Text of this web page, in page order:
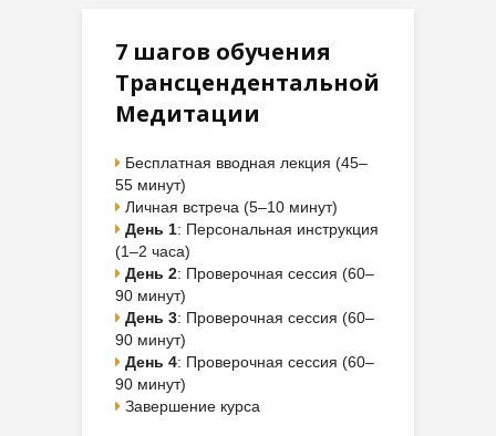
7 шагов обучения
Трансцендентальной
Медитации
Бесплатная вводная лекция (45–
55 минут)
Личная встреча (5–10 минут)
День 1: Персональная инструкция
(1–2 часа)
День 2: Проверочная сессия (60–
90 минут)
День 3: Проверочная сессия (60–
90 минут)
День 4: Проверочная сессия (60–
90 минут)
Завершение курса